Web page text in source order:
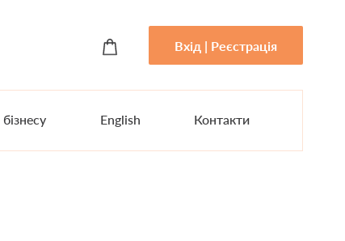
Вхід | Реєстрація
English Контакти